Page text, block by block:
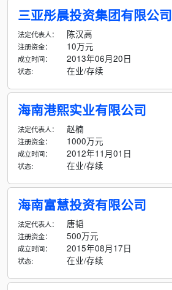
三亚彤晨投资集团有限公司
法定代表人： 陈汉高
注册资金： 10万元
成立时间： 2013年06月20日
状态: 在业/存续
海南港熙实业有限公司
法定代表人： 赵楠
注册资金： 1000万元
成立时间： 2012年11月01日
状态: 在业/存续
海南富慧投资有限公司
法定代表人： 唐韬
注册资金： 500万元
成立时间： 2015年08月17日
状态: 在业/存续